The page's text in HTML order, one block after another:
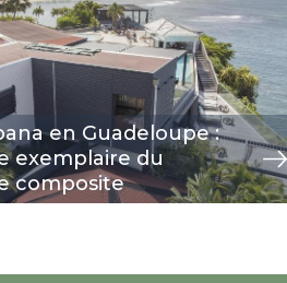
en Guadeloupe :
exemplaire du
composite